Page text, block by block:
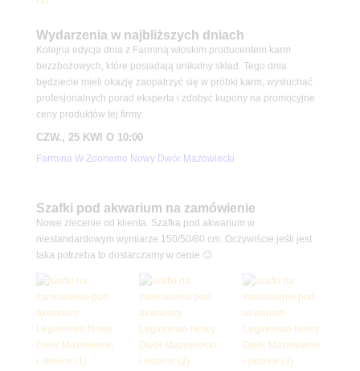
Wydarzenia w najbliższych dniach
Kolejna edycja dnia z Farminą włoskim producentem karm
bezzbożowych, które posiadają unikalny skład. Tego dnia
będziecie mieli okazję zaopatrzyć się w próbki karm, wysłuchać
profesjonalnych porad eksperta i zdobyć kupony na promocyjne
ceny produktów tej firmy.
CZW., 25 KWI O 10:00
Farmina W Zoonemo Nowy Dwór Mazowiecki
Szafki pod akwarium na zamówienie
Nowe zlecenie od klienta. Szafka pod akwarium w
niestandardowym wymiarze 150/50/80 cm. Oczywiście jeśli jest
taka potrzeba to dostarczamy w cenie 🙂